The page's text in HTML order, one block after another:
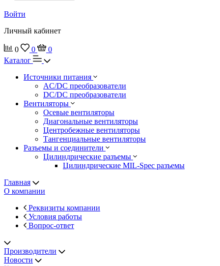
Войти
Личный кабинет
0 0
0
Каталог
Источники питания
AC/DC преобразователи
DC/DC преобразователи
Вентиляторы
Осевые вентиляторы
Диагональные вентиляторы
Центробежные вентиляторы
Тангенциальные вентиляторы
Разъемы и соединители
Цилиндрические разъемы
Цилиндрические MIL-Spec разъемы
Главная
О компании
Реквизиты компании
Условия работы
Вопрос-ответ
Производители
Новости